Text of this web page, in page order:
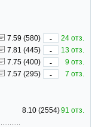
7.59 (580) -
24 отз.
7.81 (445) -
13 отз.
7.75 (400) -
9 отз.
7.57 (295) - 7 отз.
8.10 (2554)91 отз.